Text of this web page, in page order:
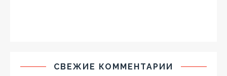
СВЕЖИЕ КОММЕНТАРИИ